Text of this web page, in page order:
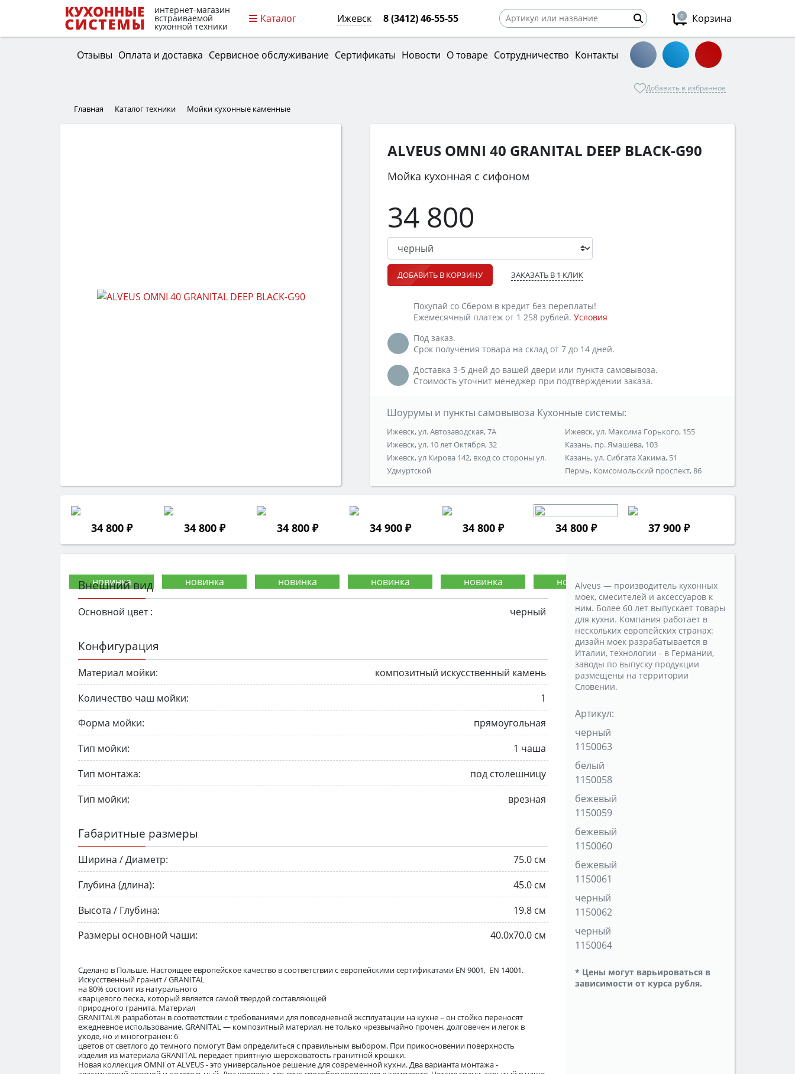
интернет-магазин
встраиваемой
кухонной техники
Каталог Ижевск 8 (3412) 46-55-55 0 Корзина
Отзывы Оплата и доставка Сервисное обслуживание Сертификаты Новости О товаре Сотрудничество Контакты
Добавить в избранное
Главная Каталог техники Мойки кухонные каменные
34 800 ₽ 34 800 ₽ 34 800 ₽ 34 900 ₽ 34 800 ₽ 34 800 ₽ 37 900 ₽
ALVEUS OMNI 40 GRANITAL DEEP BLACK-G90
Мойка кухонная с сифоном
34 800
ДОБАВИТЬ В КОРЗИНУ ЗАКАЗАТЬ В 1 КЛИК
Покупай со Сбером в кредит без переплаты!
Ежемесячный платеж от 1 258 рублей. Условия
Под заказ.
Срок получения товара на склад от 7 до 14 дней.
Доставка 3-5 дней до вашей двери или пункта самовывоза.
Стоимость уточнит менеджер при подтверждении заказа.
Шоурумы и пункты самовывоза Кухонные системы:
Ижевск, ул. Автозаводская, 7А
Ижевск, ул. 10 лет Октября, 32
Ижевск, ул Кирова 142, вход со стороны ул.
Удмуртской
Ижевск, ул. Максима Горького, 155
Казань, пр. Ямашева, 103
Казань, ул. Сибгата Хакима, 51
Пермь, Комсомольский проспект, 86
Внешний вид
Основной цвет : черный
Конфигурация
Материал мойки:
композитный искусственный камень
Количество чаш мойки:
1
Форма мойки:
прямоугольная
Тип мойки:
1 чаша
Тип монтажа:
под столешницу
Тип мойки:
врезная
Габаритные размеры
Ширина / Диаметр:
75.0 см
Глубина (длина):
45.0 см
Высота / Глубина:
19.8 см
Размеры основной чаши:
40.0х70.0 см
Сделано в Польше. Настоящее европейское качество в соответствии с европейскими сертификатами EN 9001, EN 14001.
Искусственный гранит / GRANITAL
на 80% состоит из натурального
кварцевого песка, который является самой твердой составляющей
природного гранита. Материал
GRANITAL® разработан в соответствии с требованиями для повседневной эксплуатации на кухне – он стойко переносят
ежедневное использование. GRANITAL — композитный материал, не только чрезвычайно прочен, долговечен и легок в
уходе, но и многогранен: 6
цветов от светлого до темного помогут Вам определиться с правильным выбором. При прикосновении поверхность
изделия из материала GRANITAL передает приятную шероховатость гранитной крошки.
Новая коллекция OMNI от ALVEUS - это универсальное решение для современной кухни. Два варианта монтажа -
Alveus — производитель кухонных
моек, смесителей и аксессуаров к
ним. Более 60 лет выпускает товары
для кухни. Компания работает в
нескольких европейских странах:
дизайн моек разрабатывается в
Италии, технологии - в Германии,
заводы по выпуску продукции
размещены на территории
Словении.
Артикул:
черный
1150063
белый
1150058
бежевый
1150059
бежевый
1150060
бежевый
1150061
черный
1150062
черный
1150064
* Цены могут варьироваться в
зависимости от курса рубля.